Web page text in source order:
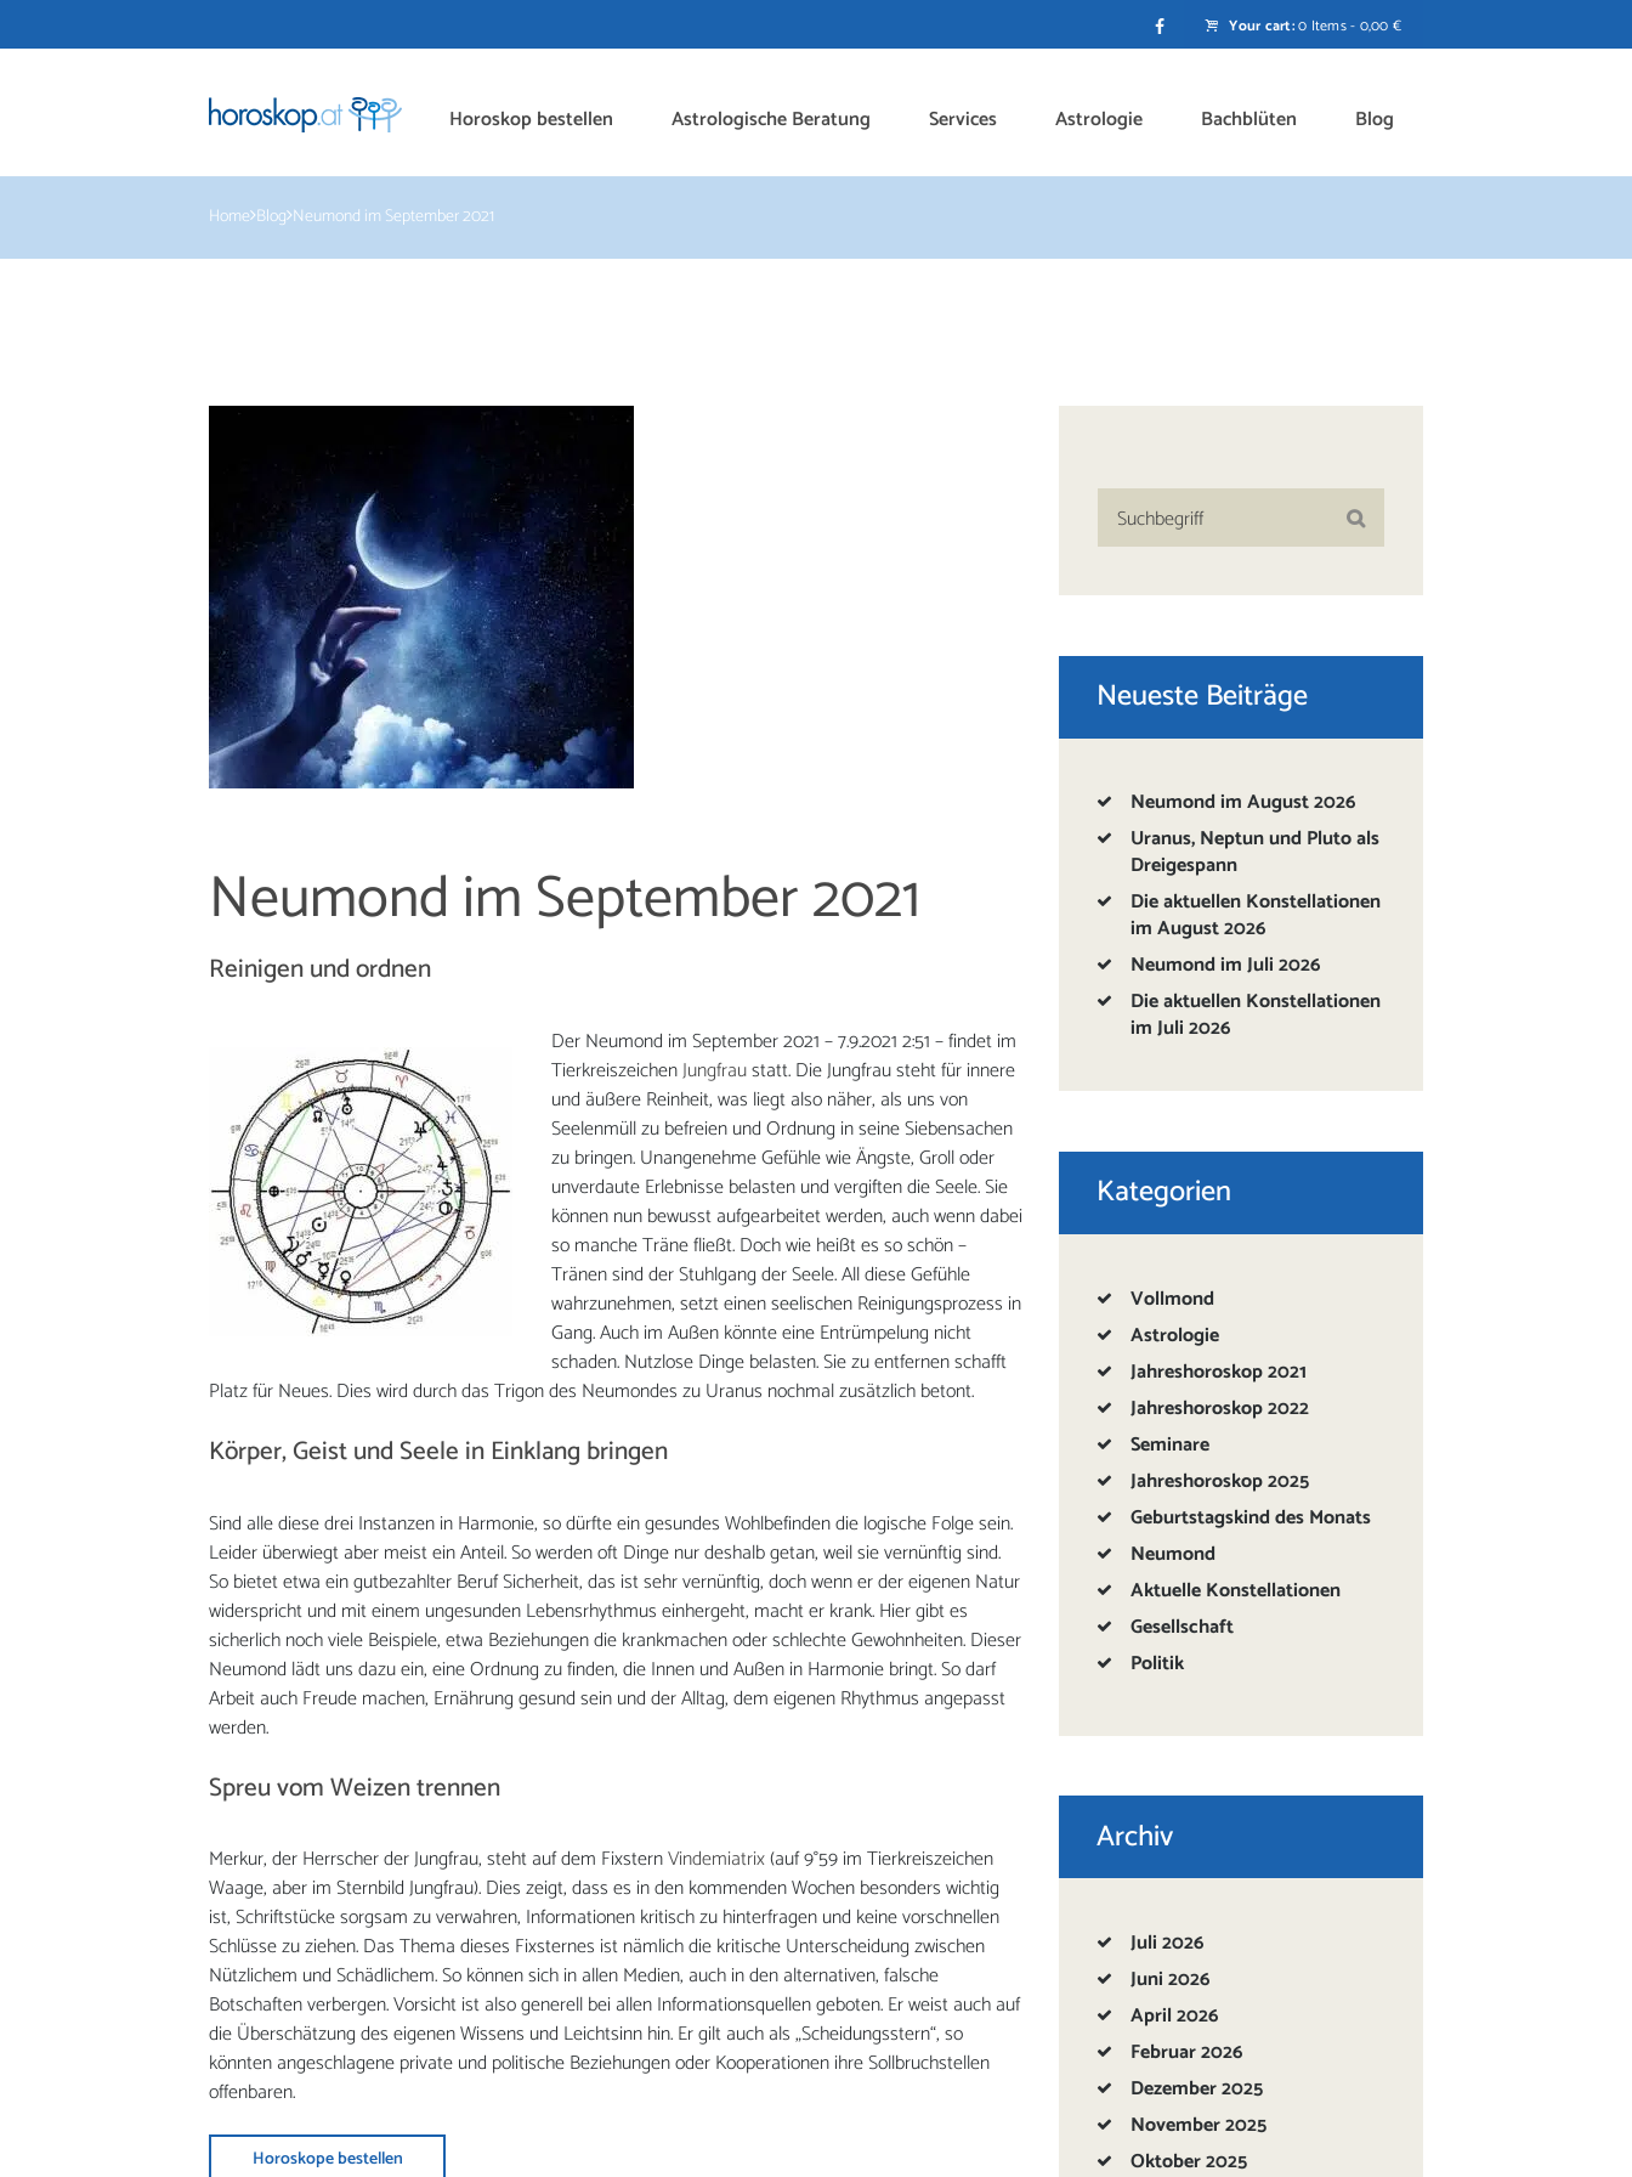
Your cart:0 Items- 0,00 €
Horoskop bestellen Astrologische Beratung Services Astrologie Bachblüten Blog
Home Blog Neumond im September 2021
Neumond im September 2021
Reinigen und ordnen
Der Neumond im September 2021 – 7.9.2021 2:51 – findet im
TierkreiszeichenJungfraustatt. Die Jungfrau steht für innere
und äußere Reinheit, was liegt also näher, als uns von
Seelenmüll zu befreien und Ordnung in seine Siebensachen
zu bringen. Unangenehme Gefühle wie Ängste, Groll oder
unverdaute Erlebnisse belasten und vergiften die Seele. Sie
können nun bewusst aufgearbeitet werden, auch wenn dabei
so manche Träne fließt. Doch wie heißt es so schön –
Tränen sind der Stuhlgang der Seele. All diese Gefühle
wahrzunehmen, setzt einen seelischen Reinigungsprozess in
Gang. Auch im Außen könnte eine Entrümpelung nicht
schaden. Nutzlose Dinge belasten. Sie zu entfernen schafft
Platz für Neues. Dies wird durch das Trigon des Neumondes zu Uranus nochmal zusätzlich betont.
Körper, Geist und Seele in Einklang bringen
Sind alle diese drei Instanzen in Harmonie, so dürfte ein gesundes Wohlbefinden die logische Folge sein.
Leider überwiegt aber meist ein Anteil. So werden oft Dinge nur deshalb getan, weil sie vernünftig sind.
So bietet etwa ein gutbezahlter Beruf Sicherheit, das ist sehr vernünftig, doch wenn er der eigenen Natur
widerspricht und mit einem ungesunden Lebensrhythmus einhergeht, macht er krank. Hier gibt es
sicherlich noch viele Beispiele, etwa Beziehungen die krankmachen oder schlechte Gewohnheiten. Dieser
Neumond lädt uns dazu ein, eine Ordnung zu finden, die Innen und Außen in Harmonie bringt. So darf
Arbeit auch Freude machen, Ernährung gesund sein und der Alltag, dem eigenen Rhythmus angepasst
werden.
Spreu vom Weizen trennen
Merkur, der Herrscher der Jungfrau, steht auf dem FixsternVindemiatrix(auf 9°59 im Tierkreiszeichen
Waage, aber im Sternbild Jungfrau). Dies zeigt, dass es in den kommenden Wochen besonders wichtig
ist, Schriftstücke sorgsam zu verwahren, Informationen kritisch zu hinterfragen und keine vorschnellen
Schlüsse zu ziehen. Das Thema dieses Fixsternes ist nämlich die kritische Unterscheidung zwischen
Nützlichem und Schädlichem. So können sich in allen Medien, auch in den alternativen, falsche
Botschaften verbergen. Vorsicht ist also generell bei allen Informationsquellen geboten. Er weist auch auf
die Überschätzung des eigenen Wissens und Leichtsinn hin. Er gilt auch als „Scheidungsstern“, so
könnten angeschlagene private und politische Beziehungen oder Kooperationen ihre Sollbruchstellen
offenbaren.
Horoskope bestellen
Neueste Beiträge
Neumond im August 2026
Uranus, Neptun und Pluto als
Dreigespann
Die aktuellen Konstellationen
im August 2026
Neumond im Juli 2026
Die aktuellen Konstellationen
im Juli 2026
Kategorien
Vollmond
Astrologie
Jahreshoroskop 2021
Jahreshoroskop 2022
Seminare
Jahreshoroskop 2025
Geburtstagskind des Monats
Neumond
Aktuelle Konstellationen
Gesellschaft
Politik
Archiv
Juli2026
Juni2026
April2026
Februar2026
Dezember2025
November2025
Oktober2025